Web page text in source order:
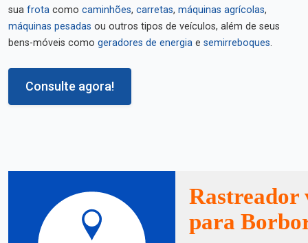
sua frota como caminhões, carretas, máquinas agrícolas,
máquinas pesadas ou outros tipos de veículos, além de seus
bens-móveis como geradores de energia e semirreboques.
Consulte agora!
Rastreador
para